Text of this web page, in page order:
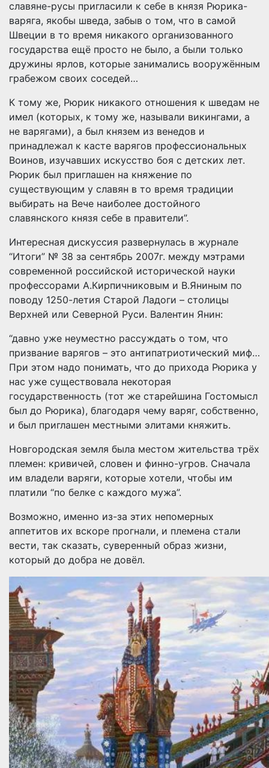
славяне-русы пригласили к себе в князя Рюрика-
варяга, якобы шведа, забыв о том, что в самой
Швеции в то время никакого организованного
государства ещё просто не было, а были только
дружины ярлов, которые занимались вооружённым
грабежом своих соседей…
К тому же, Рюрик никакого отношения к шведам не
имел (которых, к тому же, называли викингами, а
не варягами), а был князем из венедов и
принадлежал к касте варягов профессиональных
Воинов, изучавших искусство боя с детских лет.
Рюрик был приглашен на княжение по
существующим у славян в то время традиции
выбирать на Вече наиболее достойного
славянского князя себе в правители”.
Интересная дискуссия развернулась в журнале
“Итоги” № 38 за сентябрь 2007г. между мэтрами
современной российской исторической науки
профессорами А.Кирпичниковым и В.Яниным по
поводу 1250-летия Старой Ладоги – столицы
Верхней или Северной Руси. Валентин Янин:
“давно уже неуместно рассуждать о том, что
призвание варягов – это антипатриотический миф…
При этом надо понимать, что до прихода Рюрика у
нас уже существовала некоторая
государственность (тот же старейшина Гостомысл
был до Рюрика), благодаря чему варяг, собственно,
и был приглашен местными элитами княжить.
Новгородская земля была местом жительства трёх
племен: кривичей, словен и финно-угров. Сначала
им владели варяги, которые хотели, чтобы им
платили “по белке с каждого мужа”.
Возможно, именно из-за этих непомерных
аппетитов их вскоре прогнали, и племена стали
вести, так сказать, суверенный образ жизни,
который до добра не довёл.